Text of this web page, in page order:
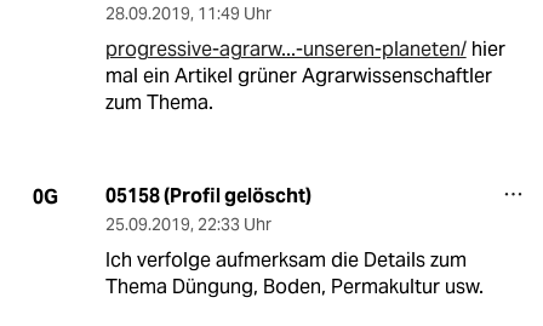
28.09.2019, 11:49 Uhr
progressive-agrarw...-unseren-planeten/hier
mal ein Artikel grüner Agrarwissenschaftler
zum Thema.
0G 05158 (Profil gelöscht)
25.09.2019, 22:33 Uhr
Ich verfolge aufmerksam die Details zum
Thema Düngung, Boden, Permakultur usw.